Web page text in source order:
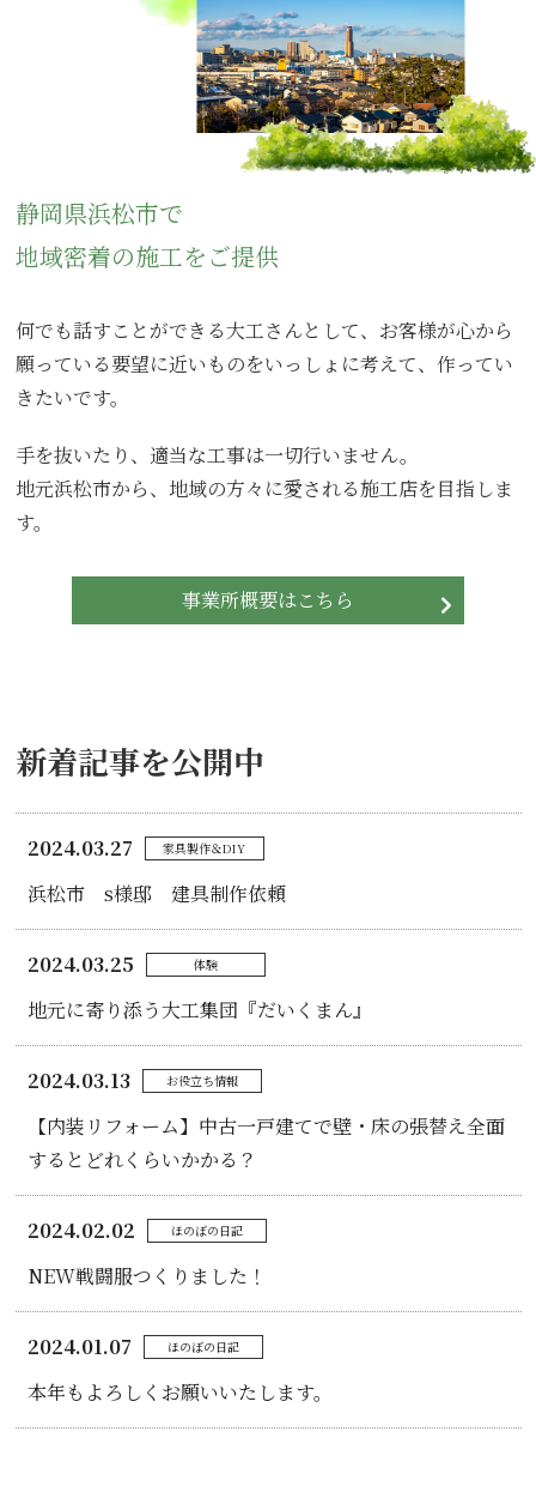
静岡県浜松市で
地域密着の施工をご提供
何でも話すことができる大工さんとして、お客様が心から
願っている要望に近いものをいっしょに考えて、作ってい
きたいです。
手を抜いたり、適当な工事は一切行いません。
地元浜松市から、地域の方々に愛される施工店を目指しま
す。
事業所概要はこちら
新着記事を公開中
2024.03.27 家具製作＆DIY
浜松市 s様邸 建具制作依頼
2024.03.25 体験
地元に寄り添う大工集団『だいくまん』
2024.03.13 お役立ち情報
【内装リフォーム】中古一戸建てで壁・床の張替え全面
するとどれくらいかかる？
2024.02.02 ほのぼの日記
NEW戦闘服つくりました！
2024.01.07 ほのぼの日記
本年もよろしくお願いいたします。